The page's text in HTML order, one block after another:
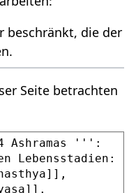
beschränkt, die der
Seite betrachten